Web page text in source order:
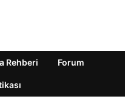
Rehberi Forum